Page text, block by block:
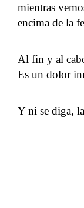
mientras
encima de la
Al fin y al
Es un dolor
Y ni se diga,